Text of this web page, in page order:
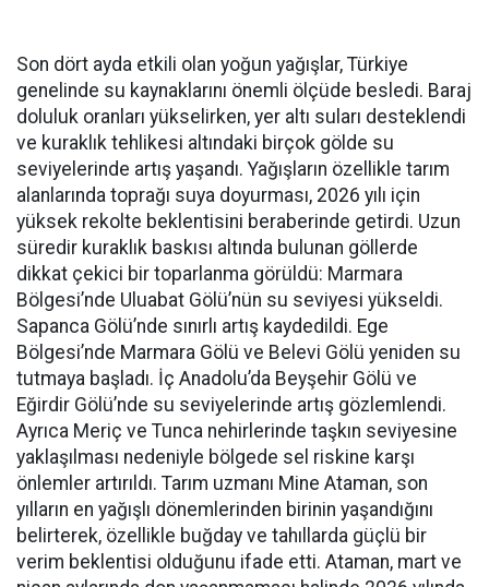
Son dört ayda etkili olan yoğun yağışlar, Türkiye
genelinde su kaynaklarını önemli ölçüde besledi. Baraj
doluluk oranları yükselirken, yer altı suları desteklendi
ve kuraklık tehlikesi altındaki birçok gölde su
seviyelerinde artış yaşandı. Yağışların özellikle tarım
alanlarında toprağı suya doyurması, 2026 yılı için
yüksek rekolte beklentisini beraberinde getirdi. Uzun
süredir kuraklık baskısı altında bulunan göllerde
dikkat çekici bir toparlanma görüldü: Marmara
Bölgesi’nde Uluabat Gölü’nün su seviyesi yükseldi.
Sapanca Gölü’nde sınırlı artış kaydedildi. Ege
Bölgesi’nde Marmara Gölü ve Belevi Gölü yeniden su
tutmaya başladı. İç Anadolu’da Beyşehir Gölü ve
Eğirdir Gölü’nde su seviyelerinde artış gözlemlendi.
Ayrıca Meriç ve Tunca nehirlerinde taşkın seviyesine
yaklaşılması nedeniyle bölgede sel riskine karşı
önlemler artırıldı. Tarım uzmanı Mine Ataman, son
yılların en yağışlı dönemlerinden birinin yaşandığını
belirterek, özellikle buğday ve tahıllarda güçlü bir
verim beklentisi olduğunu ifade etti. Ataman, mart ve